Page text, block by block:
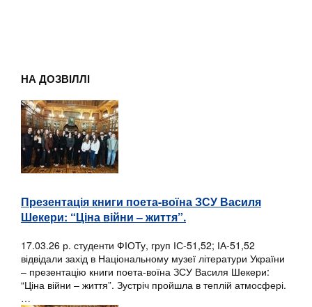
НА ДОЗВІЛЛІ
Презентація книги поета-воїна ЗСУ Василя
Шекери: “Ціна війни – життя”.
17.03.26 р. студенти ФІОТу, груп ІС-51,52; ІА-51,52
відвідали захід в Національному музеї літератури України
– презентацію книги поета-воїна ЗСУ Василя Шекери:
“Ціна війни – життя”. Зустріч пройшла в теплій атмосфері.
…